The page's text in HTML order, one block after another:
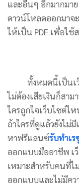
และอื่นๆ อีกมากมา
ดาวน์โหลดออกมาจ
ให้เป็น PDF เพื่อใช้
ทั้งหมดนี้เป็นเ
ไม่ต้องเสียเงินก็สาม
ใครถูกใจเว็บไซต์ไ
ถ้าใครที่ดูแล้วยังไม่
หาฟรีแลนซ์รับทำเร
ออกแบบมืออาชีพ เ
เหมาะสำหรับคนที่ไ
ออกแบบและไม่มีคว